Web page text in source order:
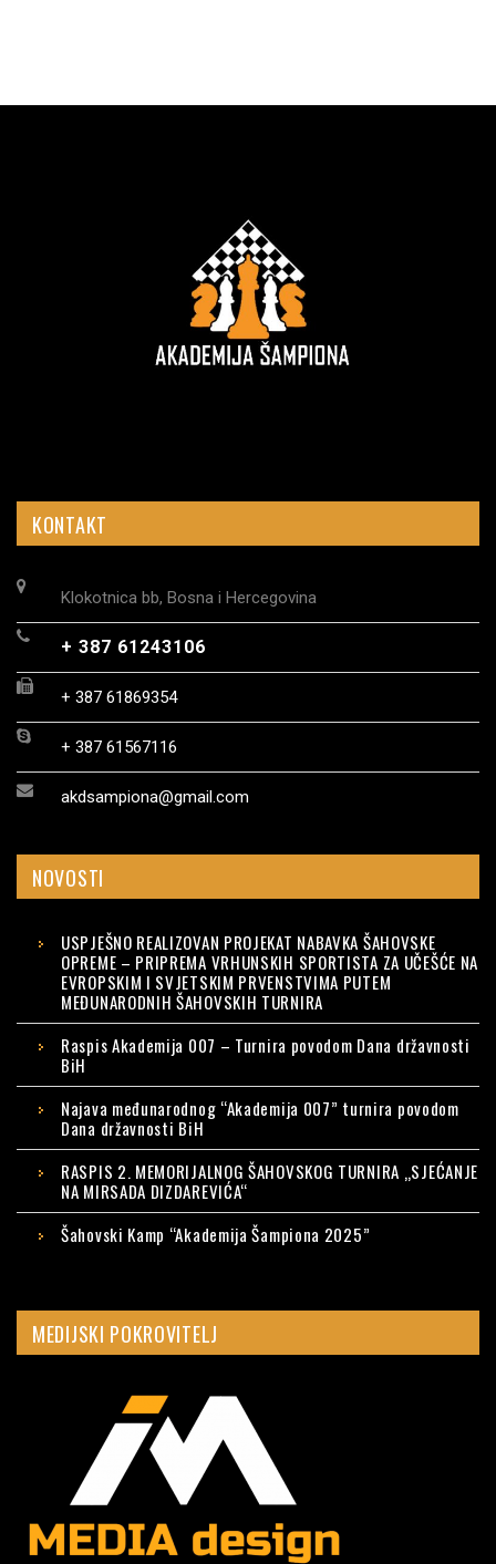
KONTAKT
Klokotnica bb, Bosna i Hercegovina
+ 387 61243106
+ 387 61869354
+ 387 61567116
akdsampiona@gmail.com
NOVOSTI
USPJEŠNO REALIZOVAN PROJEKAT NABAVKA ŠAHOVSKE
OPREME – PRIPREMA VRHUNSKIH SPORTISTA ZA UČEŠĆE NA
EVROPSKIM I SVJETSKIM PRVENSTVIMA PUTEM
MEĐUNARODNIH ŠAHOVSKIH TURNIRA
Raspis Akademija 007 – Turnira povodom Dana državnosti
BiH
Najava međunarodnog “Akademija 007” turnira povodom
Dana državnosti BiH
RASPIS 2. MEMORIJALNOG ŠAHOVSKOG TURNIRA „SJEĆANJE
NA MIRSADA DIZDAREVIĆA“
Šahovski Kamp “Akademija Šampiona 2025”
MEDIJSKI POKROVITELJ